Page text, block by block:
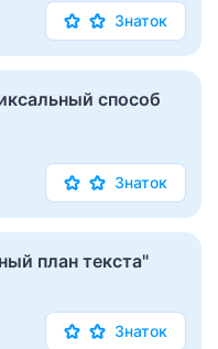
Знаток
способ
Знаток
план текста"
Знаток